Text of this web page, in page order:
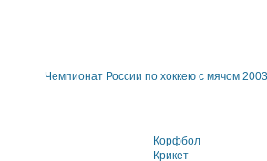
Чемпионат России по хоккею с мячом
Корфбол
Крикет